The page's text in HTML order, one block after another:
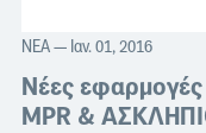
ΝΈΑ— Ιαν. 01, 2016
Νέες
MPR &